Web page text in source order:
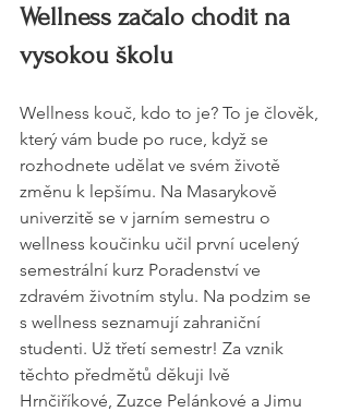
Wellness začalo chodit na
vysokou školu
Wellness kouč, kdo to je? To je člověk,
který vám bude po ruce, když se
rozhodnete udělat ve svém životě
změnu k lepšímu. Na Masarykově
univerzitě se v jarním semestru o
wellness koučinku učil první ucelený
semestrální kurz Poradenství ve
zdravém životním stylu. Na podzim se
s wellness seznamují zahraniční
studenti. Už třetí semestr! Za vznik
těchto předmětů děkuji Ivě
Hrnčiříkové, Zuzce Pelánkové a Jimu